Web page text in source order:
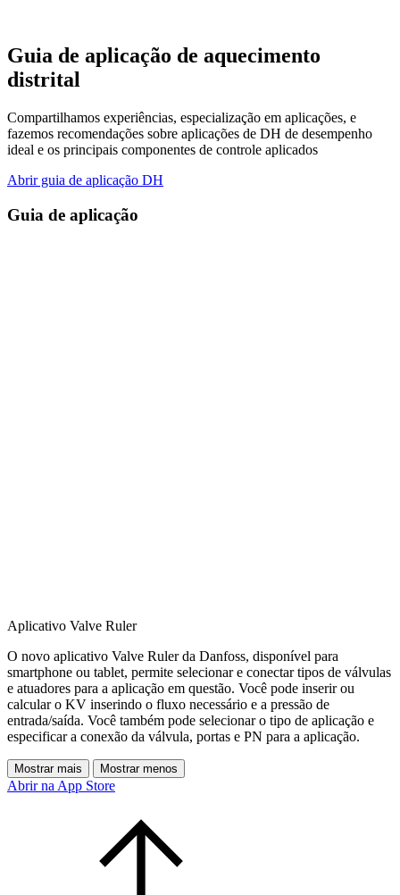
Guia de aplicação de aquecimento
distrital
Compartilhamos experiências, especialização em aplicações, e
fazemos recomendações sobre aplicações de DH de desempenho
ideal e os principais componentes de controle aplicados
Abrir guia de aplicação DH
Guia de aplicação
Aplicativo Valve Ruler
O novo aplicativo Valve Ruler da Danfoss, disponível para
smartphone ou tablet, permite selecionar e conectar tipos de válvulas
e atuadores para a aplicação em questão. Você pode inserir ou
calcular o KV inserindo o fluxo necessário e a pressão de
entrada/saída. Você também pode selecionar o tipo de aplicação e
especificar a conexão da válvula, portas e PN para a aplicação.
Mostrar mais Mostrar menos
Abrir na App Store